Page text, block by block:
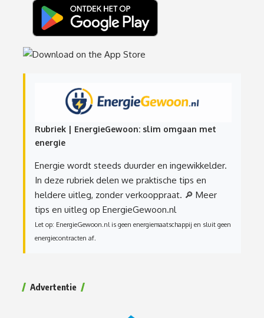
Rubriek | EnergieGewoon: slim omgaan met
energie
Energie wordt steeds duurder en ingewikkelder.
In deze rubriek delen we praktische tips en
heldere uitleg, zonder verkooppraat. 🔎 Meer
tips en uitleg op EnergieGewoon.nl
Let op: EnergieGewoon.nl is geen energiemaatschappij en sluit geen
energiecontracten af.
Advertentie